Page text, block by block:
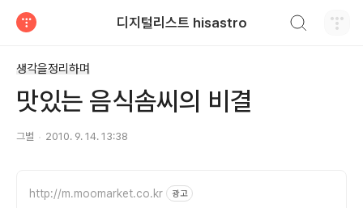
디지털리스트 hisastro
생각을정리하며
맛있는 음식솜씨의 비결
그별 2010. 9. 14. 13:38
http://m.moomarket.co.kr 광고